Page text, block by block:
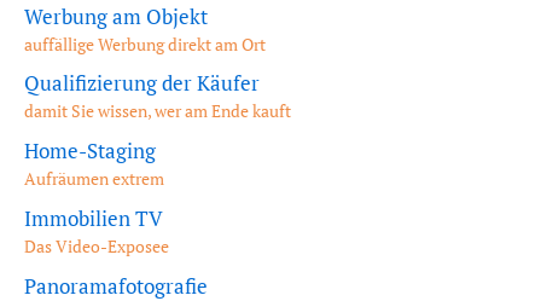
Werbung am Objekt
auffällige Werbung direkt am Ort
Qualifizierung der Käufer
damit Sie wissen, wer am Ende kauft
Home-Staging
Aufräumen extrem
Immobilien TV
Das Video-Exposee
Panoramafotografie